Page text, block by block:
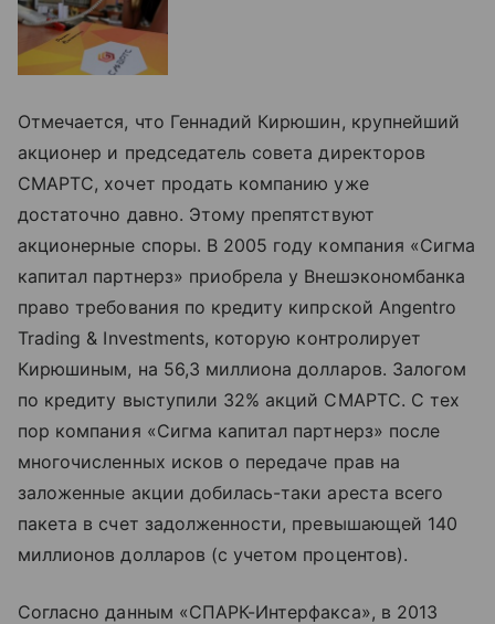
Отмечается, что Геннадий Кирюшин, крупнейший
акционер и председатель совета директоров
СМАРТС, хочет продать компанию уже
достаточно давно. Этому препятствуют
акционерные споры. В 2005 году компания «Сигма
капитал партнерз» приобрела у Внешэкономбанка
право требования по кредиту кипрской Angentro
Trading & Investments, которую контролирует
Кирюшиным, на 56,3 миллиона долларов. Залогом
по кредиту выступили 32% акций СМАРТС. С тех
пор компания «Сигма капитал партнерз» после
многочисленных исков о передаче прав на
заложенные акции добилась-таки ареста всего
пакета в счет задолженности, превышающей 140
миллионов долларов (с учетом процентов).
Согласно данным «СПАРК-Интерфакса», в 2013